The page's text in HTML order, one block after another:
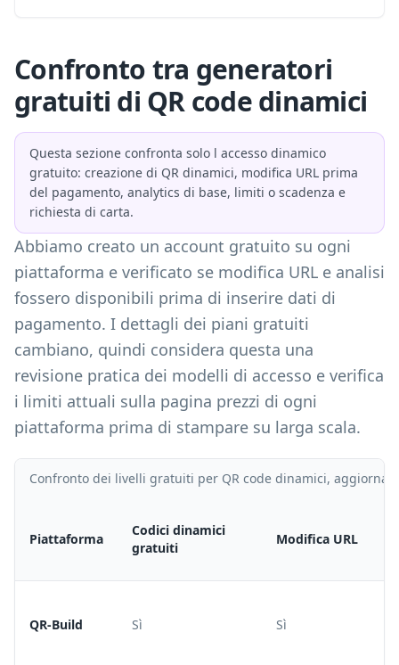
Confronto tra generatori
gratuiti di QR code dinamici
Questa sezione confronta solo l accesso dinamico
gratuito: creazione di QR dinamici, modifica URL prima
del pagamento, analytics di base, limiti o scadenza e
richiesta di carta.
Abbiamo creato un account gratuito su ogni
piattaforma e verificato se modifica URL e analisi
fossero disponibili prima di inserire dati di
pagamento. I dettagli dei piani gratuiti
cambiano, quindi considera questa una
revisione pratica dei modelli di accesso e verifica
i limiti attuali sulla pagina prezzi di ogni
piattaforma prima di stampare su larga scala.
Confronto dei livelli gratuiti per QR code dinamici,
Piattaforma
Codici dinamici
gratuiti
Modifica URL
QR-Build Sì Sì